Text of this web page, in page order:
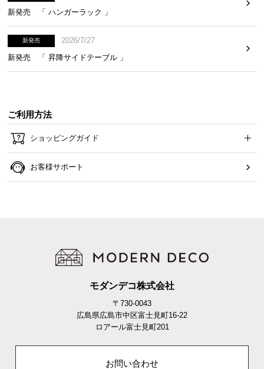
新発売 「 ハンガーラック 」
新発売
2026/7/27
新発売 「 昇降サイドテーブル 」
ご利用方法
ショッピングガイド
お客様サポート
モダンデコ株式会社
〒730-0043
広島県広島市中区富士見町16-22
ロアール富士見町201
お問い合わせ